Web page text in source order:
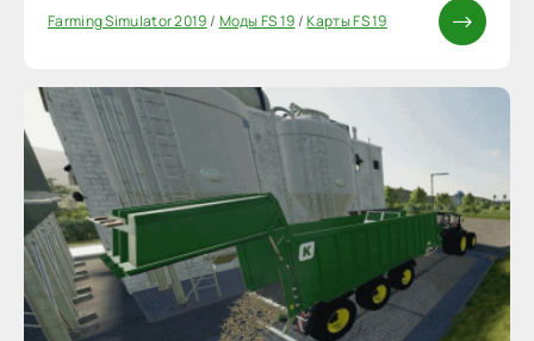
Farming Simulator 2019/ Моды FS 19/Карты FS 19